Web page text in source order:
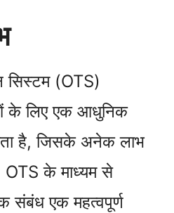
सिस्टम (OTS)
के लिए एक आधुनिक
है, जिसके अनेक लाभ
के माध्यम से
संबंध एक महत्वपूर्ण